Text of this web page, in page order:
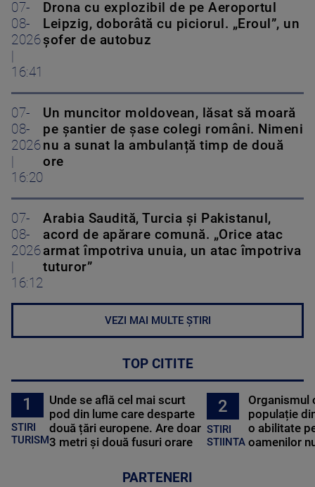
07-
08-
2026
16:41
Drona cu explozibil de pe Aeroportul
Leipzig, doborâtă cu piciorul. „Eroul”, un
șofer de autobuz
07-
08-
2026
16:20
Un muncitor moldovean, lăsat să moară
pe șantier de șase colegi români. Nimeni
nu a sunat la ambulanță timp de două
ore
07-
08-
2026
16:12
Arabia Saudită, Turcia și Pakistanul,
acord de apărare comună. „Orice atac
armat împotriva unuia, un atac împotriva
tuturor”
VEZI MAI MULTE ȘTIRI
TOP CITITE
1
STIRI
TURISM
Unde se află cel mai scurt
pod din lume care desparte
două țări europene. Are doar
3 metri și două fusuri orare
2
STIRI
STIINTA
Organismul
populație
o abilitate
oamenilor
PARTENERI